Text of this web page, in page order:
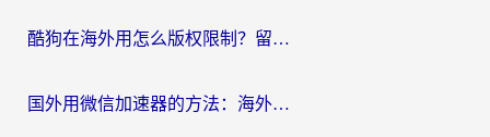
酷狗在海外用怎么版权限制？留学生亲测：3步解决听国内音乐难题
国外用微信加速器的方法：海外党无缝连接国内生活的实用指南